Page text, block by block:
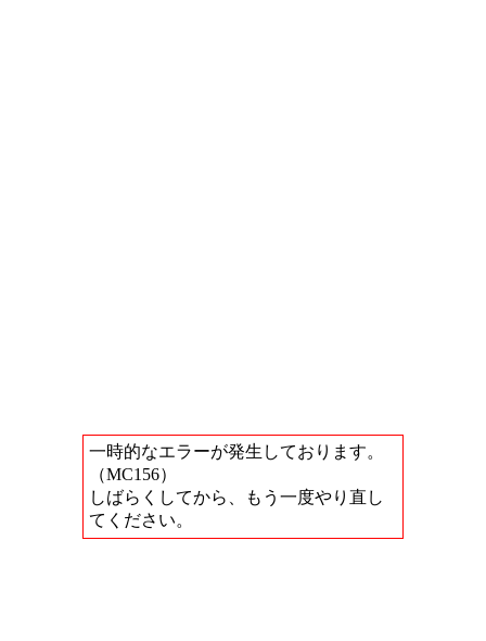
一時的なエラーが発生しております。
（MC156）
しばらくしてから、もう一度やり直し
てください。